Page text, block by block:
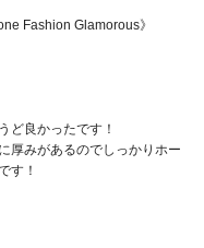
Fashion Glamorous》
ど良かったです！
厚みがあるのでしっかりホー
す！